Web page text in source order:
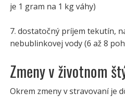
je 1 gram na 1 kg váhy)
7. dostatočný príjem tekutín,
nebublinkovej vody (6 až 8
Zmeny v životnom
Okrem zmeny v stravovaní je